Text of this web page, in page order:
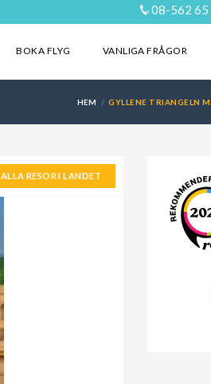
08-562 65
BOKA FLYG VANLIGA FRÅGOR
HEM GYLLENE TRIANGELN
ALLA RESOR I LANDET